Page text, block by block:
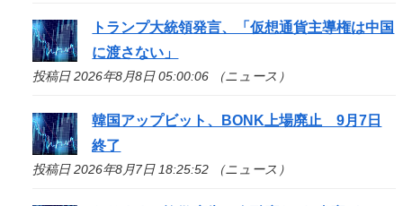
トランプ大統領発言、「仮想通貨主導権は中国
に渡さない」
投稿日 2026年8月8日 05:00:06 （ニュース）
韓国アップビット、BONK上場廃止 9月7日
終了
投稿日 2026年8月7日 18:25:52 （ニュース）